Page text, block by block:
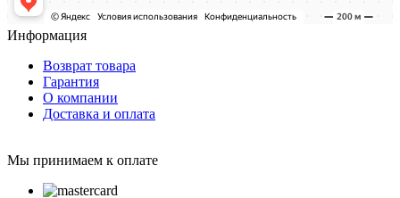
Информация
Возврат товара
Гарантия
О компании
Доставка и оплата
Мы принимаем к оплате